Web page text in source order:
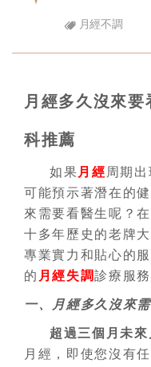
月經不調
月經多久沒來
科推薦
如果 月經 周期
可能預示著潛在的
來需要看醫生呢？
十多年歷史的老牌
專業實力和貼心的
的 月經失調診療服務
一、月經多久沒來
超過三個月未來
月經，即使您沒有